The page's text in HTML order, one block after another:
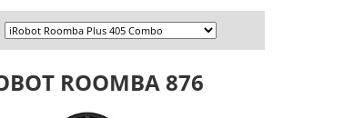
ROOMBA 876